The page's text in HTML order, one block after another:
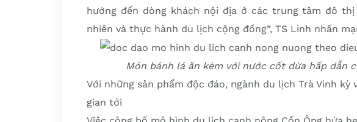
hướng đến dòng khách nội địa ở các trung tâm đô
nhiên và thực hành du lịch cộng đồng”, TS Linh nhấn
Món bánh lá ăn kèm với nước cốt dừa hấp dẫn
Với những sản phẩm độc đáo, ngành du lịch Trà Vinh
gian tới